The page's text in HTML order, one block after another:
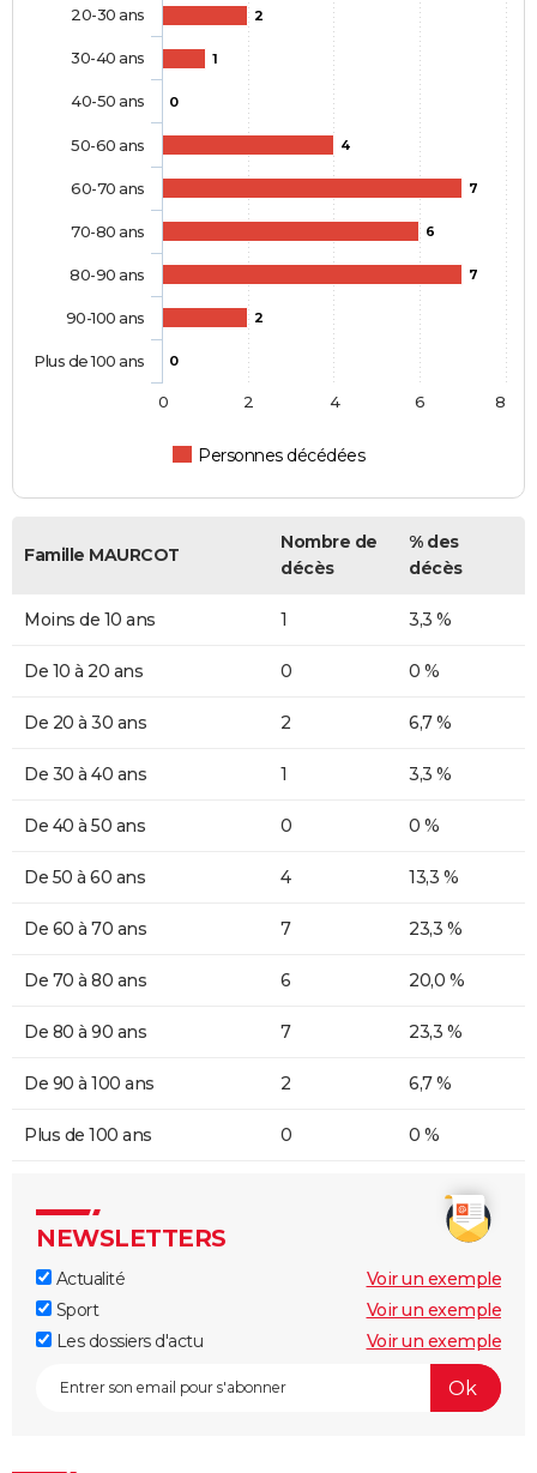
2
1
0
4
7
6
7
2
0
Personnes décédées
20-30 ans
30-40 ans
40-50 ans
50-60 ans
60-70 ans
70-80 ans
80-90 ans
90-100 ans
Plus de 100 ans
0 2 4 6 8
Famille MAURCOT
Nombre de
décès
% des
décès
Moins de 10 ans 1 3,3 %
De 10 à 20 ans 0 0 %
De 20 à 30 ans 2 6,7 %
De 30 à 40 ans 1 3,3 %
De 40 à 50 ans 0 0 %
De 50 à 60 ans 4 13,3 %
De 60 à 70 ans 7 23,3 %
De 70 à 80 ans 6 20,0 %
De 80 à 90 ans 7 23,3 %
De 90 à 100 ans 2 6,7 %
Plus de 100 ans 0 0 %
NEWSLETTERS
Actualité
Voir un exemple
Sport
Voir un exemple
Les dossiers d'actu
Voir un exemple